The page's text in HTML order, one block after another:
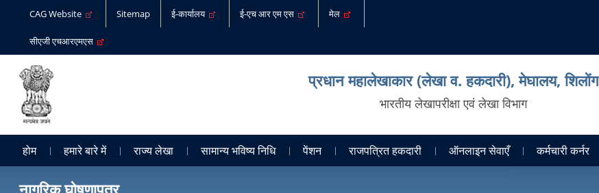
CAG Website Sitemap ई-कार्यालय ई-एच आर एम एस मेल
सीएजी एचआरएमएस
प्रधान महालेखाकार (लेखा व. हकदारी), मेघालय, शिलोंग
भारतीय लेखापरीक्षा एवं लेखा विभाग
होम हमारे बारे में राज्य लेखा सामान्य भविष्य निधि पेंशन राजपत्रित हकदारी ऑनलाइन सेवाएँ कर्मचारी कर्नर
नागरिक घोषणापत्र